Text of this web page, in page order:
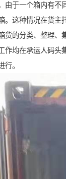
由于一个箱内有不
。这种情况在货主
货的分类、整理、
作均在承运人码头
行。